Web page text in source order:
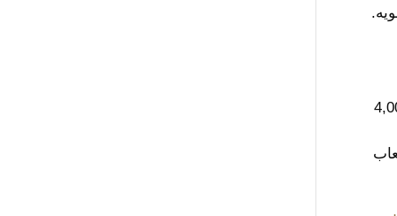
مقطوعة. تتراوح هذه الأتعاب بين 4,000